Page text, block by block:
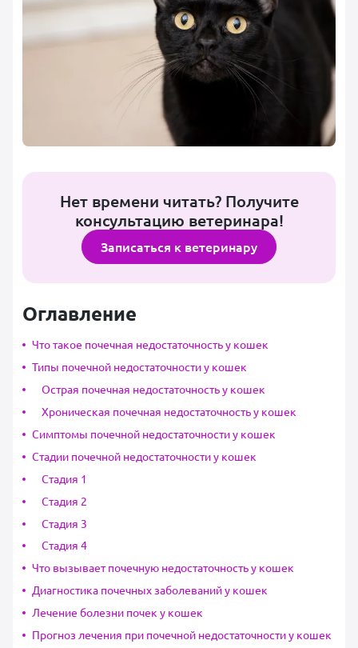
Нет времени читать? Получите
консультацию ветеринара!
Записаться к ветеринару
Оглавление
Что такое почечная недостаточность у кошек
Типы почечной недостаточности у кошек
Острая почечная недостаточность у кошек
Хроническая почечная недостаточность у кошек
Симптомы почечной недостаточности у кошек
Стадии почечной недостаточности у кошек
Стадия 1
Стадия 2
Стадия 3
Стадия 4
Что вызывает почечную недостаточность у кошек
Диагностика почечных заболеваний у кошек
Лечение болезни почек у кошек
Прогноз лечения при почечной недостаточности у кошек